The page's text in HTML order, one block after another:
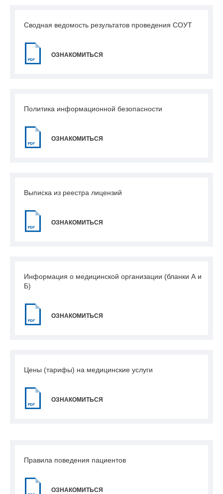
Сводная ведомость результатов проведения СОУТ
ОЗНАКОМИТЬСЯ
Политика информационной безопасности
ОЗНАКОМИТЬСЯ
Выписка из реестра лицензий
ОЗНАКОМИТЬСЯ
Информация о медицинской организации (бланки А и
Б)
ОЗНАКОМИТЬСЯ
Цены (тарифы) на медицинские услуги
ОЗНАКОМИТЬСЯ
Правила поведения пациентов
ОЗНАКОМИТЬСЯ